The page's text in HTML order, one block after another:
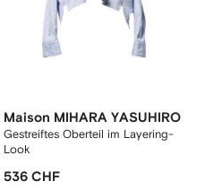
Maison MIHARA YASUHIRO
Gestreiftes Oberteil im Layering-
Look
536 CHF